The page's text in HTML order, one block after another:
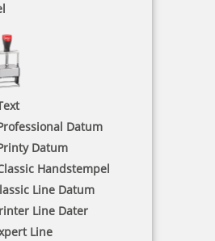
Datum
Datum
Handstempel
Line Datum
Line Dater
Line